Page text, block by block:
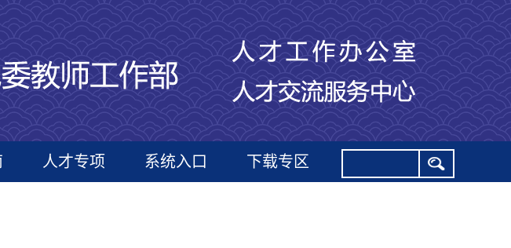
人才专项 系统入口 下载专区